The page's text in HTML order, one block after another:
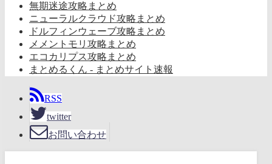
無期迷途攻略まとめ
ニューラルクラウド攻略まとめ
ドルフィンウェーブ攻略まとめ
メメントモリ攻略まとめ
エコカリプス攻略まとめ
まとめるくん - まとめサイト速報
RSS
twitter
お問い合わせ